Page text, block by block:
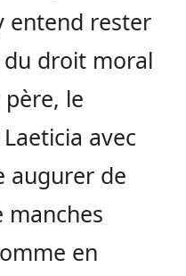
entend rester
droit moral
père, le
avec
augurer de
manches
en